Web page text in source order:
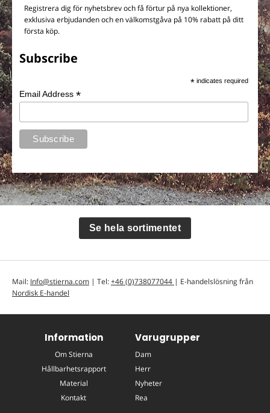
Registrera dig för nyhetsbrev och få förtur på nya kollektioner,
exklusiva erbjudanden och en välkomstgåva på 10% rabatt på ditt
första köp.
Subscribe
* indicates required
Email Address*
Se hela sortimentet
Mail: Info@stierna.com | Tel:+46 (0)738077044 | E-handelslösning från
Nordisk E-handel
Information
Om Stierna
Hållbarhetsrapport
Material
Kontakt
Varugrupper
Dam
Herr
Nyheter
Rea